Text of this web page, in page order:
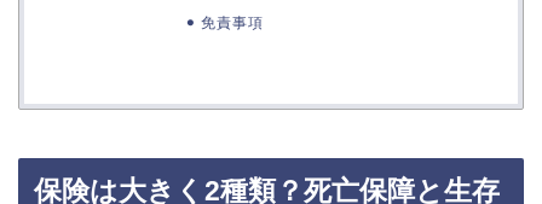
免責事項
保険は大きく2種類？死亡保障と生存